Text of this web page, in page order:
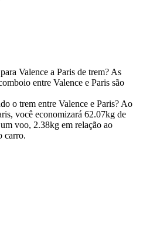
Valence a Paris de trem? As
entre Valence e Paris são
o trem entre Valence e Paris? Ao
você economizará 62.07kg de
voo, 2.38kg em relação ao
carro.